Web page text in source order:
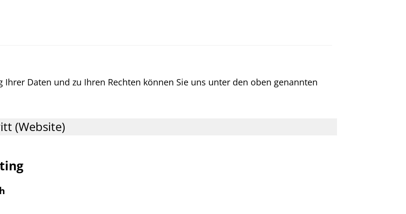
Daten und zu Ihren Rechten können Sie uns unter den oben genannten
(Website)